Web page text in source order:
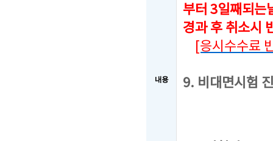
내용
부터 3일째되는
경과 후 취소시
[응시수수료
9. 비대면시험